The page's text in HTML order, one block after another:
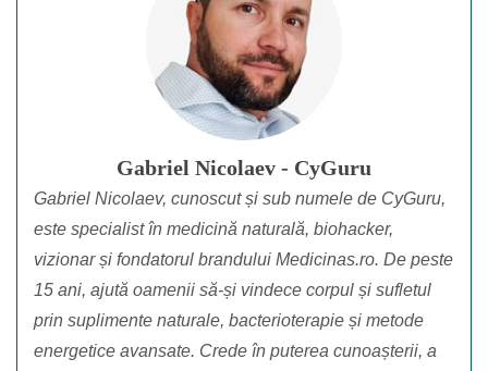
Gabriel Nicolaev - CyGuru
Gabriel Nicolaev, cunoscut și sub numele de CyGuru,
este specialist în medicină naturală, biohacker,
vizionar și fondatorul brandului Medicinas.ro. De peste
15 ani, ajută oamenii să-și vindece corpul și sufletul
prin suplimente naturale, bacterioterapie și metode
energetice avansate. Crede în puterea cunoașterii, a